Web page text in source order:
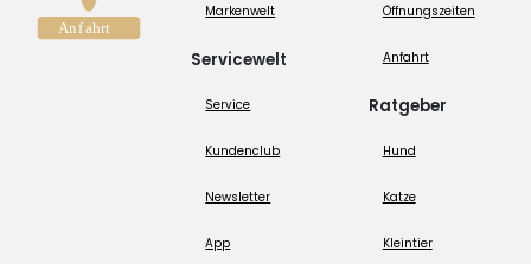
Markenwelt
Servicewelt
Service
Kundenclub
Newsletter
App
Öffnungszeiten
Anfahrt
Ratgeber
Hund
Katze
Kleintier